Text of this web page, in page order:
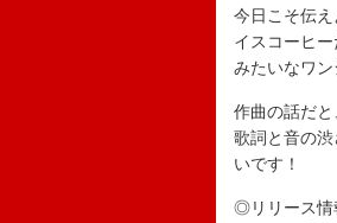
今日こそ伝
イスコーヒ
みたいなワン
作曲の話だ
歌詞と音の
いです！
◎リリース情